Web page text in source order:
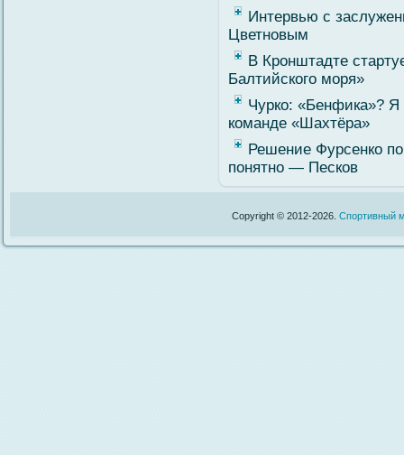
Интервью с
Цветновым
В Кронштадте
Балтийского моря»
Чурко: «Бенфика»? Я
команде «Шахтёра»
Решение Фурсенко
понятно — Песков
Copyright © 2012-2026. Спортивный